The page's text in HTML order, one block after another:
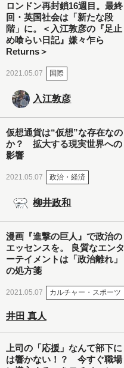
ロンドン再封鎖16週目。最終
回・英国社会は「新たな段
階」に。＜入江敦彦の『足止
め喰らい日記』嫌々乍ら
Returns＞
2021.05.07 国際
入江敦彦
仮想通貨は“仮想”な存在なの
か？ 拡大する現実世界への
影響
2021.05.07 政治・経済
柳井政和
漫画『進撃の巨人』で政治の
エッセンスを。 良質なエンタ
ーテイメントは「政治離れ」
の処方箋
2021.05.07 カルチャー・スポーツ
井田 真人
上司の「応援」なんて部下に
は響かない！？ 今すぐ職場